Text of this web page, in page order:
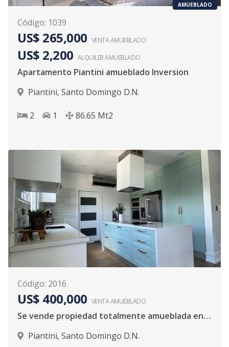
AMUEBLADO
Código: 1039
US$ 265,000 VENTA AMUEBLADO
US$ 2,200 ALQUILERAMUEBLADO
Apartamento Piantini amueblado Inversion
Piantini, Santo Domingo D.N.
2 1 86.65 Mt2
Código: 2016
US$ 400,000 VENTA AMUEBLADO
Se vende propiedad totalmente amueblada en Piantini
Piantini, Santo Domingo D.N.